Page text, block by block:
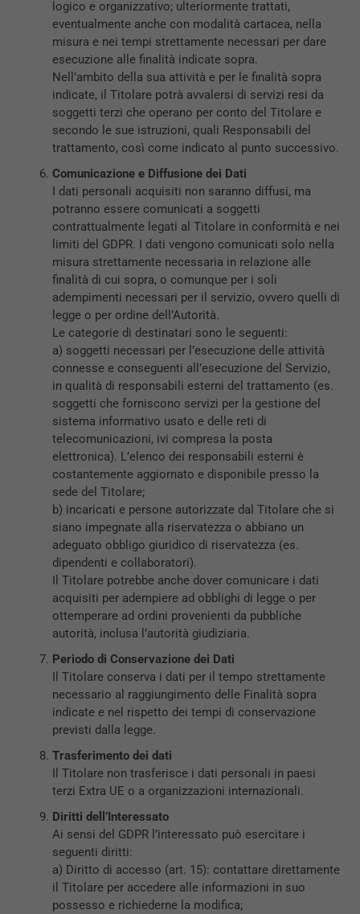
logico e organizzativo; ulteriormente trattati,
eventualmente anche con modalità cartacea, nella
misura e nei tempi strettamente necessari per dare
esecuzione alle finalità indicate sopra.
Nell’ambito della sua attività e per le finalità sopra
indicate, il Titolare potrà avvalersi di servizi resi da
soggetti terzi che operano per conto del Titolare e
secondo le sue istruzioni, quali Responsabili del
trattamento, così come indicato al punto successivo.
Comunicazione e Diffusione dei Dati
I dati personali acquisiti non saranno diffusi, ma
potranno essere comunicati a soggetti
contrattualmente legati al Titolare in conformità e nei
limiti del GDPR. I dati vengono comunicati solo nella
misura strettamente necessaria in relazione alle
finalità di cui sopra, o comunque per i soli
adempimenti necessari per il servizio, ovvero quelli di
legge o per ordine dell’Autorità.
Le categorie di destinatari sono le seguenti:
a) soggetti necessari per l’esecuzione delle attività
connesse e conseguenti all’esecuzione del Servizio,
in qualità di responsabili esterni del trattamento (es.
soggetti che forniscono servizi per la gestione del
sistema informativo usato e delle reti di
telecomunicazioni, ivi compresa la posta
elettronica). L’elenco dei responsabili esterni è
costantemente aggiornato e disponibile presso la
sede del Titolare;
b) incaricati e persone autorizzate dal Titolare che si
siano impegnate alla riservatezza o abbiano un
adeguato obbligo giuridico di riservatezza (es.
dipendenti e collaboratori).
Il Titolare potrebbe anche dover comunicare i dati
acquisiti per adempiere ad obblighi di legge o per
ottemperare ad ordini provenienti da pubbliche
autorità, inclusa l’autorità giudiziaria.
Periodo di Conservazione dei Dati
Il Titolare conserva i dati per il tempo strettamente
necessario al raggiungimento delle Finalità sopra
indicate e nel rispetto dei tempi di conservazione
previsti dalla legge.
Trasferimento dei dati
Il Titolare non trasferisce i dati personali in paesi
terzi Extra UE o a organizzazioni internazionali.
Diritti dell’Interessato
Ai sensi del GDPR l’interessato può esercitare i
seguenti diritti:
a) Diritto di accesso (art. 15): contattare direttamente
il Titolare per accedere alle informazioni in suo
possesso e richiederne la modifica;